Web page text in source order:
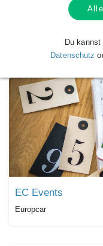
EC Events
Europcar
Du
Datenschutz